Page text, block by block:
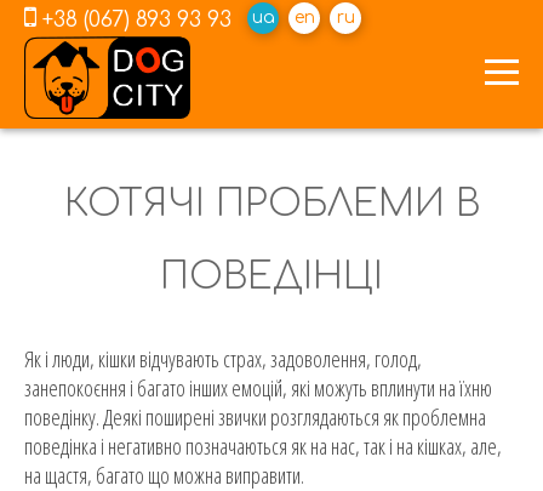
+38 (067) 893 93 93 ua en ru
КОТЯЧІ ПРОБЛЕМИ В
ПОВЕДІНЦІ
Як і люди, кішки відчувають страх, задоволення, голод,
занепокоєння і багато інших емоцій, які можуть вплинути на їхню
поведінку. Деякі поширені звички розглядаються як проблемна
поведінка і негативно позначаються як на нас, так і на кішках, але,
на щастя, багато що можна виправити.